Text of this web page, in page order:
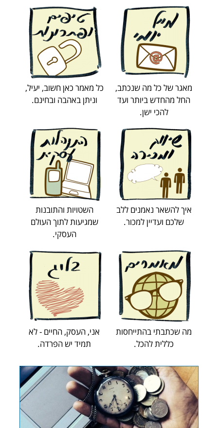
מאגר של כל מה שנכתב,
החל מהחדש ביותר ועד
להכי ישן.
כל מאמר כאן חשוב, יעיל,
וניתן באהבה ובחינם.
איך להשאר נאמנים ללב
שלכם ועדיין למכור.
השטויות והתובנות
שמגיעות לתוך העולם
העסקי.
מה שכתבתי בהתייחסות
כללית להכל.
אני, העסק, החיים - לא
תמיד יש הפרדה.